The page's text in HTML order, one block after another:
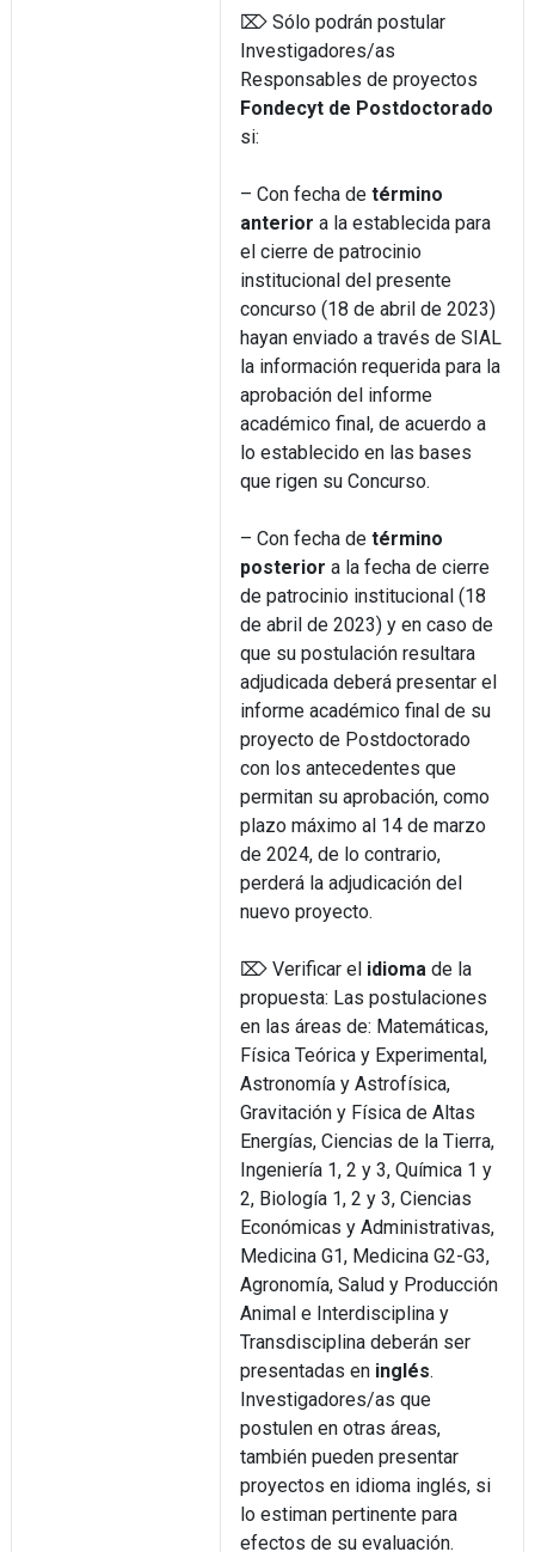
⌦ Sólo podrán postular
Investigadores/as
Responsables de proyectos
Fondecyt de Postdoctorado
si:
– Con fecha de término
anterior a la establecida para
el cierre de patrocinio
institucional del presente
concurso (18 de abril de 2023)
hayan enviado a través de SIAL
la información requerida para la
aprobación del informe
académico final, de acuerdo a
lo establecido en las bases
que rigen su Concurso.
– Con fecha de término
posterior a la fecha de cierre
de patrocinio institucional (18
de abril de 2023) y en caso de
que su postulación resultara
adjudicada deberá presentar el
informe académico final de su
proyecto de Postdoctorado
con los antecedentes que
permitan su aprobación, como
plazo máximo al 14 de marzo
de 2024, de lo contrario,
perderá la adjudicación del
nuevo proyecto.
⌦ Verificar el idiomade la
propuesta: Las postulaciones
en las áreas de: Matemáticas,
Física Teórica y Experimental,
Astronomía y Astrofísica,
Gravitación y Física de Altas
Energías, Ciencias de la Tierra,
Ingeniería 1, 2 y 3, Química 1 y
2, Biología 1, 2 y 3, Ciencias
Económicas y Administrativas,
Medicina G1, Medicina G2-G3,
Agronomía, Salud y Producción
Animal e Interdisciplina y
Transdisciplina deberán ser
presentadas en inglés.
Investigadores/as que
postulen en otras áreas,
también pueden presentar
proyectos en idioma inglés, si
lo estiman pertinente para
efectos de su evaluación.